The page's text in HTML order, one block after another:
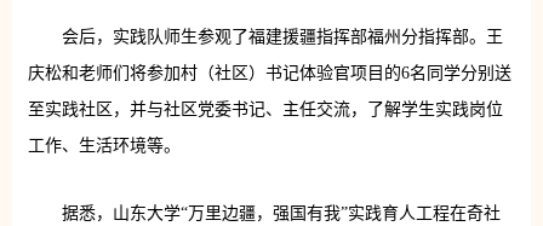
会后，实践队师生参观了福建援疆指挥部福州分指挥部。王
庆松和老师们将参加村（社区）书记体验官项目的6名同学分别送
至实践社区，并与社区党委书记、主任交流，了解学生实践岗位
工作、生活环境等。
据悉，山东大学“万里边疆，强国有我”实践育人工程在奇社